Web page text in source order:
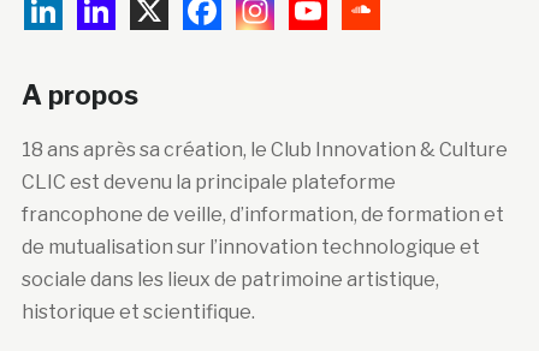
A propos
18 ans après sa création, le Club Innovation & Culture
CLIC est devenu la principale plateforme
francophone de veille, d’information, de formation et
de mutualisation sur l’innovation technologique et
sociale dans les lieux de patrimoine artistique,
historique et scientifique.